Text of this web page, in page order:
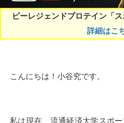
ビーレジェンドプロテイン「
詳細はこ
こんにちは！小谷究です。
私は現在、流通経済大学スポ